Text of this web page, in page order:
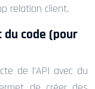
relation client.
du code (pour
de l’API avec du